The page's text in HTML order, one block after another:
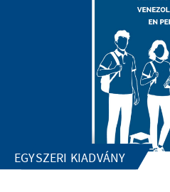
EGYSZERI KIADVÁNY